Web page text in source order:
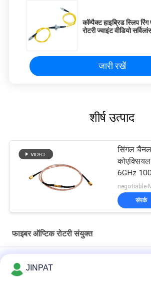
कॉम्पैक्ट हाइब्रिड स्लिप
रोटरी ज्वाइंट वीडियो
जारी रखें
शीर्ष उत्पाद
सिंगल चैनल
कोएक्सियल
6GHz
negotiable
संपर्क
फाइबर ऑप्टिक रोटरी संयुक्त
आरपीएमJINPAT